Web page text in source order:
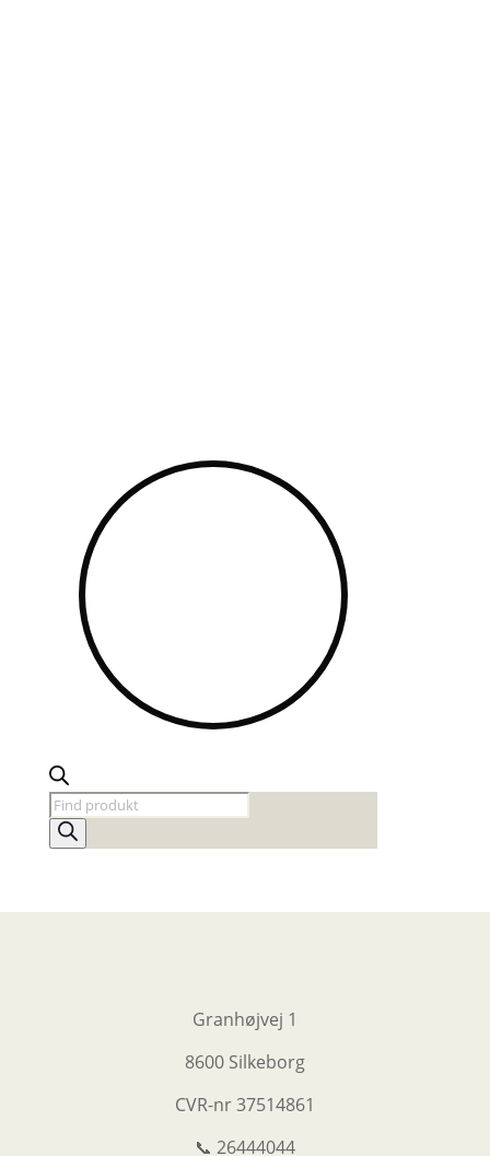
Products
search
Granhøjvej 1
8600 Silkeborg
CVR-nr37514861
📞 26444044